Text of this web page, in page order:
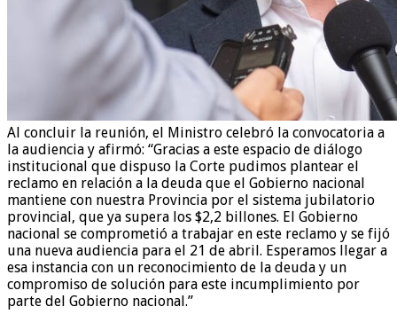
Al concluir la reunión, el Ministro celebró la convocatoria a
la audiencia y afirmó: “Gracias a este espacio de diálogo
institucional que dispuso la Corte pudimos plantear el
reclamo en relación a la deuda que el Gobierno nacional
mantiene con nuestra Provincia por el sistema jubilatorio
provincial, que ya supera los $2,2 billones. El Gobierno
nacional se comprometió a trabajar en este reclamo y se fijó
una nueva audiencia para el 21 de abril. Esperamos llegar a
esa instancia con un reconocimiento de la deuda y un
compromiso de solución para este incumplimiento por
parte del Gobierno nacional.”